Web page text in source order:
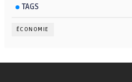
TAGS
ÉCONOMIE